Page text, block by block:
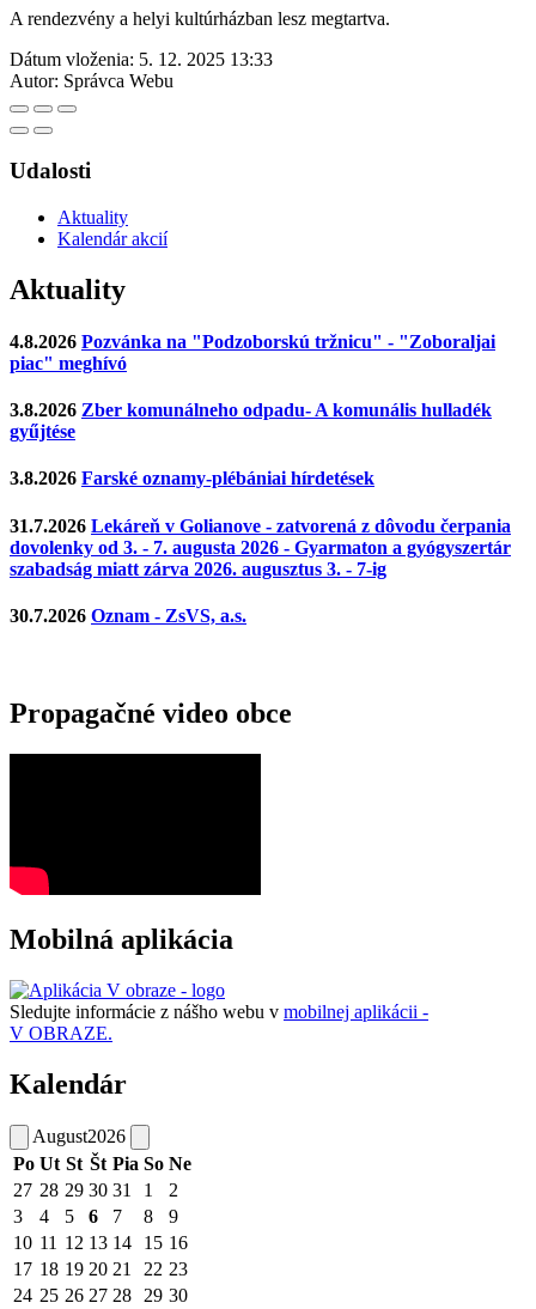
A rendezvény a helyi kultúrházban lesz megtartva.
Dátum vloženia: 5. 12. 2025 13:33
Autor: Správca Webu
Udalosti
Aktuality
Kalendár akcií
Aktuality
4.8.2026 Pozvánka na "Podzoborskú tržnicu" - "Zoboraljai
piac" meghívó
3.8.2026 Zber komunálneho odpadu- A komunális hulladék
gyűjtése
3.8.2026 Farské oznamy-plébániai hírdetések
31.7.2026 Lekáreň v Golianove - zatvorená z dôvodu čerpania
dovolenky od 3. - 7. augusta 2026 - Gyarmaton a gyógyszertár
szabadság miatt zárva 2026. augusztus 3. - 7-ig
30.7.2026 Oznam - ZsVS, a.s.
Propagačné video obce
Mobilná aplikácia
Sledujte informácie z nášho webu v mobilnej aplikácii -
V OBRAZE.
Kalendár
August2026
Po Ut St Št Pia So Ne
27 28 29 30 31 1
2
3
4 5 6 7 8
9
10 11 12 13 14 15 16
17 18 19 20 21 22 23
24 25 26 27 28 29 30